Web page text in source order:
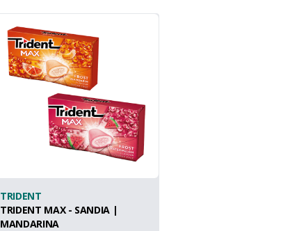
TRIDENT
TRIDENT MAX - SANDIA |
MANDARINA